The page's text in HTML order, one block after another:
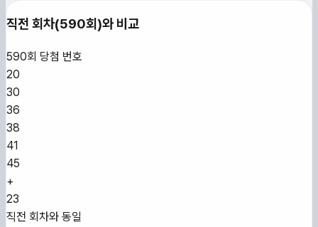
직전 회차(590회)와 비교
590회 당첨 번호
20
30
36
38
41
45
+
23
직전 회차와 동일